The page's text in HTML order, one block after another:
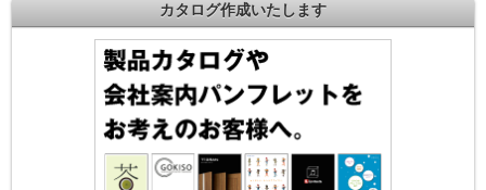
カタログ作成いたします